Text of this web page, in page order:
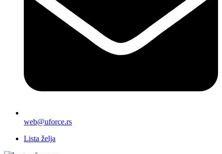
web@uforce.rs
Lista želja